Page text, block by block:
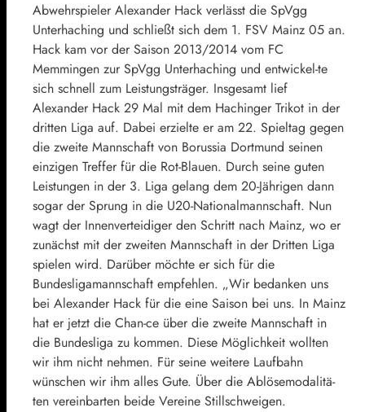
Abwehrspieler Alexander Hack verlässt die SpVgg
Unterhaching und schließt sich dem 1. FSV Mainz 05 an.
Hack kam vor der Saison 2013/2014 vom FC
Memmingen zur SpVgg Unterhaching und entwickel-te
sich schnell zum Leistungsträger. Insgesamt lief
Alexander Hack 29 Mal mit dem Hachinger Trikot in der
dritten Liga auf. Dabei erzielte er am 22. Spieltag gegen
die zweite Mannschaft von Borussia Dortmund seinen
einzigen Treffer für die Rot-Blauen. Durch seine guten
Leistungen in der 3. Liga gelang dem 20-Jährigen dann
sogar der Sprung in die U20-Nationalmannschaft. Nun
wagt der Innenverteidiger den Schritt nach Mainz, wo er
zunächst mit der zweiten Mannschaft in der Dritten Liga
spielen wird. Darüber möchte er sich für die
Bundesligamannschaft empfehlen. „Wir bedanken uns
bei Alexander Hack für die eine Saison bei uns. In Mainz
hat er jetzt die Chan-ce über die zweite Mannschaft in
die Bundesliga zu kommen. Diese Möglichkeit wollten
wir ihm nicht nehmen. Für seine weitere Laufbahn
wünschen wir ihm alles Gute. Über die Ablösemodalitä-
ten vereinbarten beide Vereine Stillschweigen.